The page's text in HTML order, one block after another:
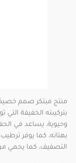
منتج مبتكر صمم
بتركيبته الخفيفة
وحيوية، يساعد في
بهتانه، كما يوفر
التصفيف، كما يحمي من